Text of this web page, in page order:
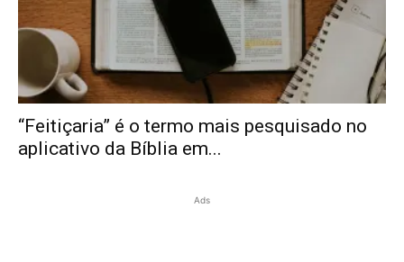
“Feitiçaria” é o termo mais pesquisado no
aplicativo da Bíblia em...
Ads